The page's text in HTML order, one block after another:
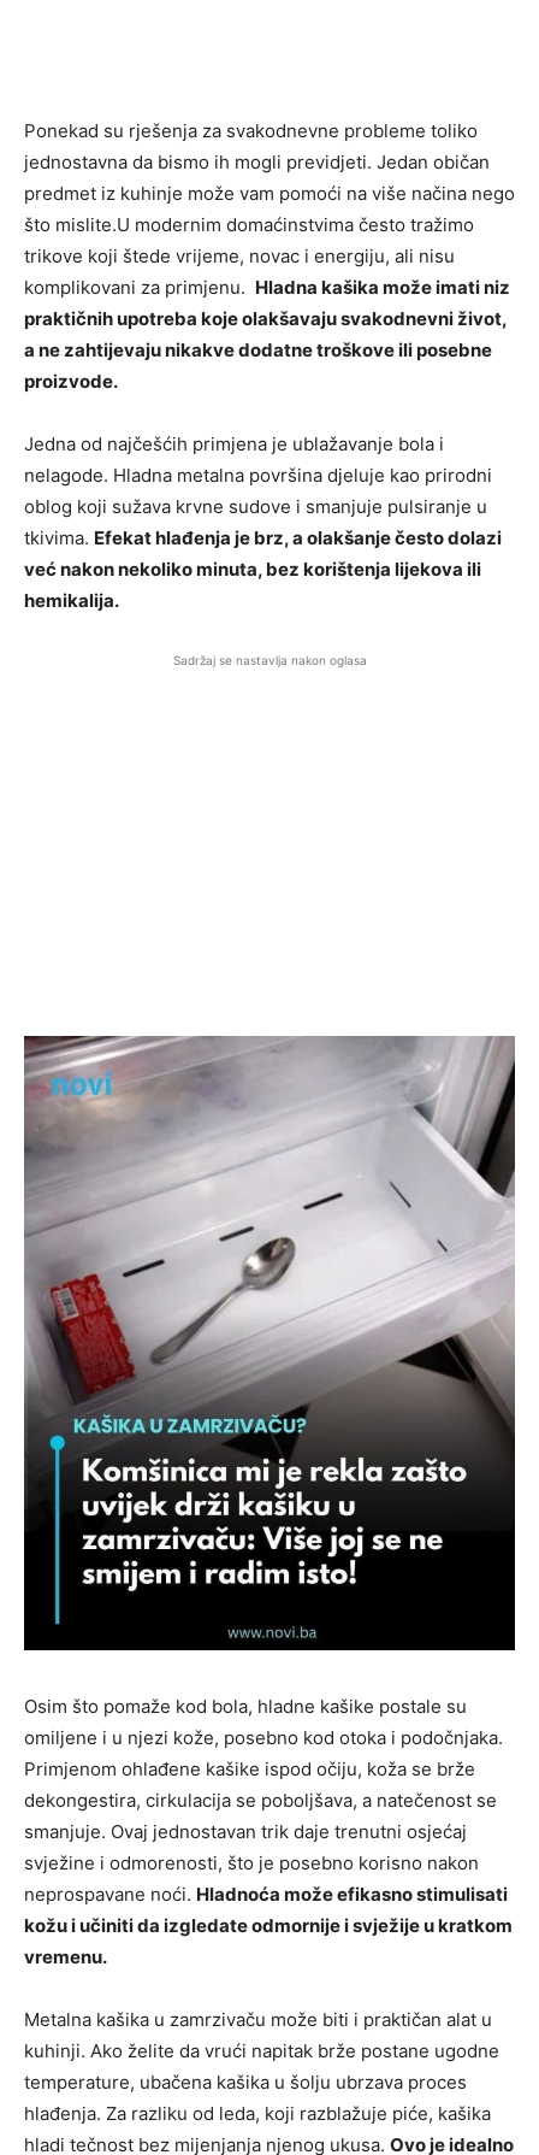
Ponekad su rješenja za svakodnevne probleme toliko
jednostavna da bismo ih mogli previdjeti. Jedan običan
predmet iz kuhinje može vam pomoći na više načina nego
što mislite.U modernim domaćinstvima često tražimo
trikove koji štede vrijeme, novac i energiju, ali nisu
komplikovani za primjenu. Hladna kašika može imati niz
praktičnih upotreba koje olakšavaju svakodnevni život,
a ne zahtijevaju nikakve dodatne troškove ili posebne
proizvode.
Jedna od najčešćih primjena je ublažavanje bola i
nelagode. Hladna metalna površina djeluje kao prirodni
oblog koji sužava krvne sudove i smanjuje pulsiranje u
tkivima. Efekat hlađenja je brz, a olakšanje često dolazi
već nakon nekoliko minuta, bez korištenja lijekova ili
hemikalija.
Sadržaj se nastavlja nakon oglasa
Osim što pomaže kod bola, hladne kašike postale su
omiljene i u njezi kože, posebno kod otoka i podočnjaka.
Primjenom ohlađene kašike ispod očiju, koža se brže
dekongestira, cirkulacija se poboljšava, a natečenost se
smanjuje. Ovaj jednostavan trik daje trenutni osjećaj
svježine i odmorenosti, što je posebno korisno nakon
neprospavane noći. Hladnoća može efikasno stimulisati
kožu i učiniti da izgledate odmornije i svježije u kratkom
vremenu.
Metalna kašika u zamrzivaču može biti i praktičan alat u
kuhinji. Ako želite da vrući napitak brže postane ugodne
temperature, ubačena kašika u šolju ubrzava proces
hlađenja. Za razliku od leda, koji razblažuje piće, kašika
hladi tečnost bez mijenjanja njenog ukusa. Ovo je idealno